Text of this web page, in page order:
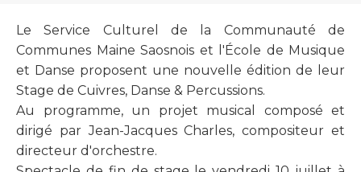
Le Service Culturel de la Communauté de
Communes Maine Saosnois et l'École de Musique
et Danse proposent une nouvelle édition de leur
Stage de Cuivres, Danse & Percussions.
Au programme, un projet musical composé et
dirigé par Jean-Jacques Charles, compositeur et
directeur d'orchestre.